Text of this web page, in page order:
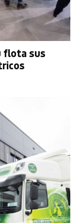
flota sus